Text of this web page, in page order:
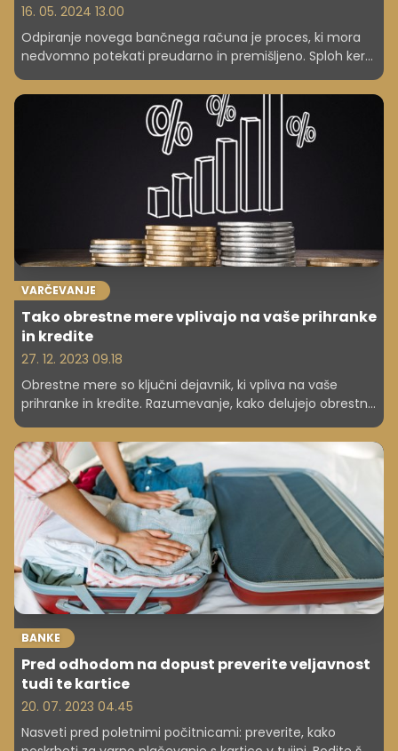
16. 05. 2024 13.00
Odpiranje novega bančnega računa je proces, ki mora
nedvomno potekati preudarno in premišljeno. Sploh ker
in finančno varnost, od kakovosti, varnosti pa vse do
raznolikosti storitev. Pri izbiri banke in odprtju računa je
treba upoštevati kar nekaj dejavnikov, ki bodo nedvomno
zagotovili brezskrbno upravljanje s financami in
VARČEVANJE
Tako obrestne mere vplivajo na vaše prihranke
in kredite
27. 12. 2023 09.18
Obrestne mere so ključni dejavnik, ki vpliva na vaše
prihranke in kredite. Razumevanje, kako delujejo obrestne
mere in kakšen vpliv imajo na vaše financiranje, je
pomembno za sprejemanje informiranih odločitev glede
upravljanja vašega denarja.
BANKE
Pred odhodom na dopust preverite veljavnost
tudi te kartice
20. 07. 2023 04.45
Nasveti pred poletnimi počitnicami: preverite, kako